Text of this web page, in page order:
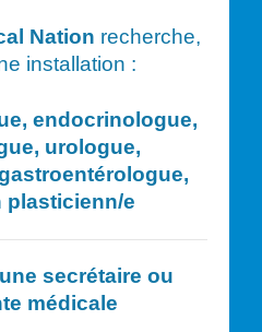
Nation recherche,
installation :
endocrinologue,
urologue,
plasticienn/e
secrétaire ou
médicale